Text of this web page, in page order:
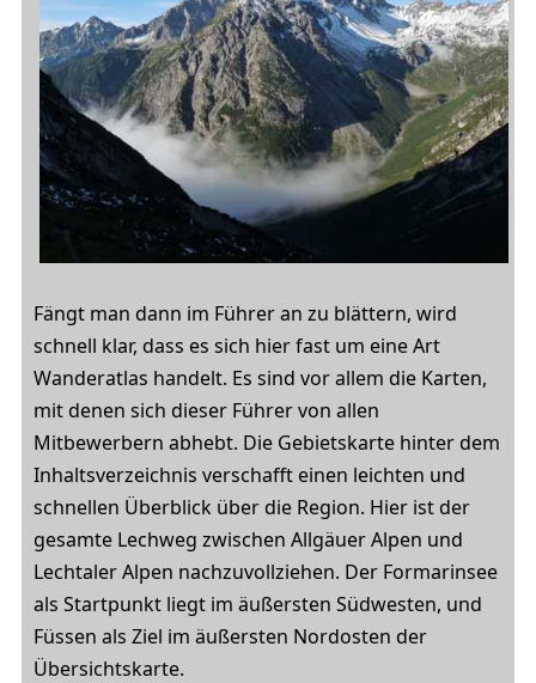
Fängt man dann im Führer an zu blättern, wird
schnell klar, dass es sich hier fast um eine Art
Wanderatlas handelt. Es sind vor allem die Karten,
mit denen sich dieser Führer von allen
Mitbewerbern abhebt. Die Gebietskarte hinter dem
Inhaltsverzeichnis verschafft einen leichten und
schnellen Überblick über die Region. Hier ist der
gesamte Lechweg zwischen Allgäuer Alpen und
Lechtaler Alpen nachzuvollziehen. Der Formarinsee
als Startpunkt liegt im äußersten Südwesten, und
Füssen als Ziel im äußersten Nordosten der
Übersichtskarte.